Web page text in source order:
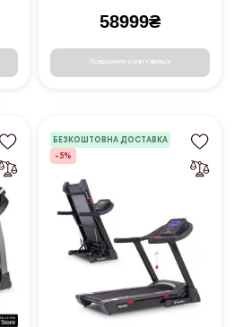
58999₴
Повідомити коли з'явиться
БЕЗКОШТОВНА ДОСТАВКА
-5%